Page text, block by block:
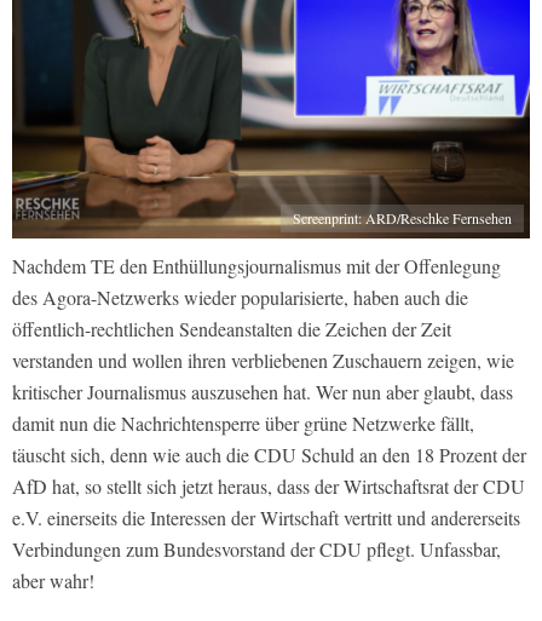
Screenprint: ARD/Reschke Fernsehen
Nachdem TE den Enthüllungsjournalismus mit der Offenlegung
des Agora-Netzwerks wieder popularisierte, haben auch die
öffentlich-rechtlichen Sendeanstalten die Zeichen der Zeit
verstanden und wollen ihren verbliebenen Zuschauern zeigen, wie
kritischer Journalismus auszusehen hat. Wer nun aber glaubt, dass
damit nun die Nachrichtensperre über grüne Netzwerke fällt,
täuscht sich, denn wie auch die CDU Schuld an den 18 Prozent der
AfD hat, so stellt sich jetzt heraus, dass der Wirtschaftsrat der CDU
e.V. einerseits die Interessen der Wirtschaft vertritt und andererseits
Verbindungen zum Bundesvorstand der CDU pflegt. Unfassbar,
aber wahr!